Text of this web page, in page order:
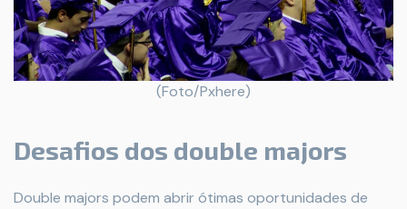
(Foto/Pxhere)
Desafios dos double majors
Double majors podem abrir ótimas oportunidades de